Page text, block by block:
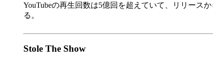
YouTubeの再生回数は5億回を超えていて、リリース
る。
Stole The Show